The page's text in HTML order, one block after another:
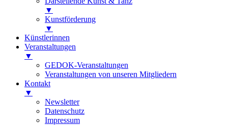
▼
Kunstförderung
▼
Künstlerinnen
Veranstaltungen
▼
GEDOK-Veranstaltungen
Veranstaltungen von unseren Mitgliedern
Kontakt
▼
Newsletter
Datenschutz
Impressum